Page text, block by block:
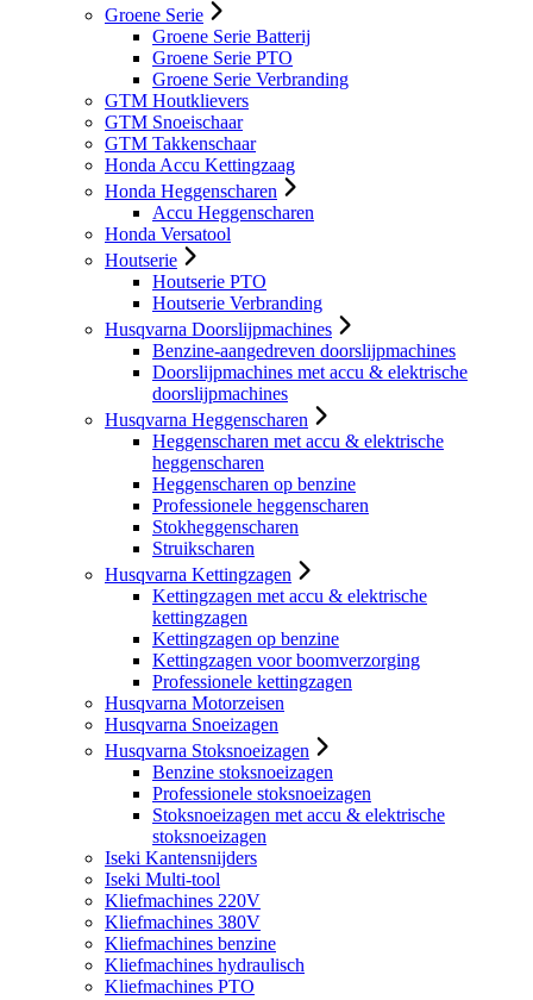
Groene Serie
Groene Serie Batterij
Groene Serie PTO
Groene Serie Verbranding
GTM Houtklievers
GTM Snoeischaar
GTM Takkenschaar
Honda Accu Kettingzaag
Honda Heggenscharen
Accu Heggenscharen
Honda Versatool
Houtserie
Houtserie PTO
Houtserie Verbranding
Husqvarna Doorslijpmachines
Benzine-aangedreven doorslijpmachines
Doorslijpmachines met accu & elektrische
doorslijpmachines
Husqvarna Heggenscharen
Heggenscharen met accu & elektrische
heggenscharen
Heggenscharen op benzine
Professionele heggenscharen
Stokheggenscharen
Struikscharen
Husqvarna Kettingzagen
Kettingzagen met accu & elektrische
kettingzagen
Kettingzagen op benzine
Kettingzagen voor boomverzorging
Professionele kettingzagen
Husqvarna Motorzeisen
Husqvarna Snoeizagen
Husqvarna Stoksnoeizagen
Benzine stoksnoeizagen
Professionele stoksnoeizagen
Stoksnoeizagen met accu & elektrische
stoksnoeizagen
Iseki Kantensnijders
Iseki Multi-tool
Kliefmachines 220V
Kliefmachines 380V
Kliefmachines benzine
Kliefmachines hydraulisch
Kliefmachines PTO